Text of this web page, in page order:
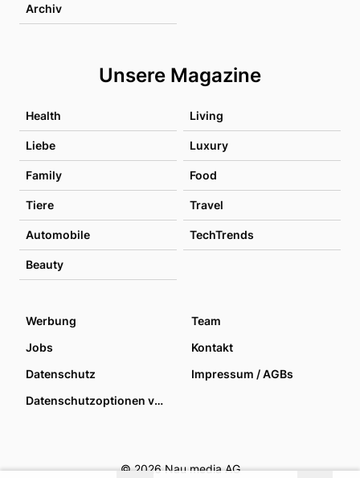
Archiv
Unsere Magazine
Health Living
Liebe Luxury
Family Food
Tiere Travel
Automobile TechTrends
Beauty
Werbung
Team
Jobs
Kontakt
Datenschutz
Impressum / AGBs
Datenschutzoptionen verwalten
© 2026 Nau media AG